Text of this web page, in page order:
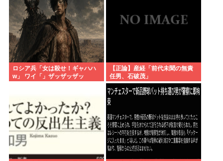
ロシア兵「女は殺せ！ギャハハ
w」 ワイ「」ザッザッザッ
【正論】産経「前代未聞の無責
任男、石破茂」